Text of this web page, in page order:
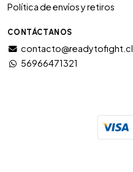
Política de envíos y retiros
CONTÁCTANOS
contacto@readytofight.cl
56966471321